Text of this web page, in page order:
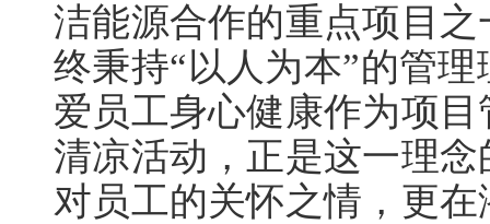
洁能源合作的重点项目
终秉持“以人为本”的管
爱员工身心健康作为项
清凉活动，正是这一理
对员工的关怀之情，更